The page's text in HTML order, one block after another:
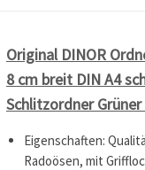
Original DINOR
8 cm breit DIN A4
Schlitzordner
Eigenschaften:
Radoösen, mit